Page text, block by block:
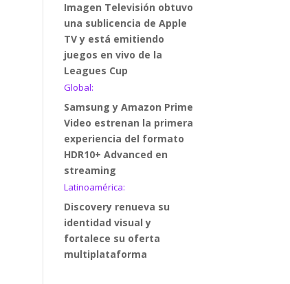
Imagen Televisión obtuvo
una sublicencia de Apple
TV y está emitiendo
juegos en vivo de la
Leagues Cup
Global:
Samsung y Amazon Prime
Video estrenan la primera
experiencia del formato
HDR10+ Advanced en
streaming
Latinoamérica:
Discovery renueva su
identidad visual y
fortalece su oferta
multiplataforma